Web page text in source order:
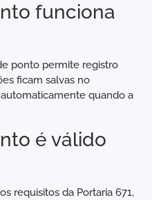
funciona
ponto permite registro
ficam salvas no
quando a
é válido
requisitos da Portaria 671,